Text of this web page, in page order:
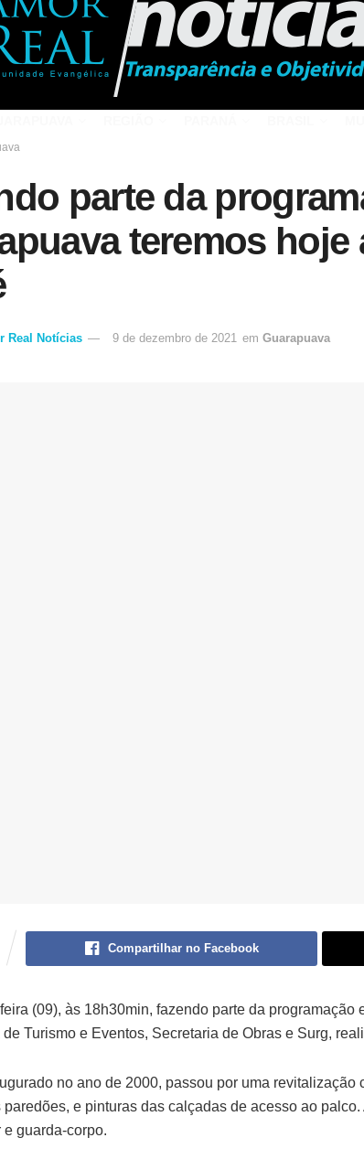
parte da
teremos hoje
Real Notícias 9 de dezembro de 2021 em Guarapuava
Compartilhar no Facebook
(09), às 18h30min, fazendo parte da
Turismo e Eventos, Secretaria de Obras e Surg,
no ano de 2000, passou por uma
paredões, e pinturas das calçadas de acesso ao
e guarda-corpo.